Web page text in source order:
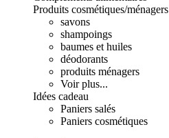
Produits cosmétiques/ménagers
savons
shampoings
baumes et huiles
déodorants
produits ménagers
Voir plus...
Idées cadeau
Paniers salés
Paniers cosmétiques